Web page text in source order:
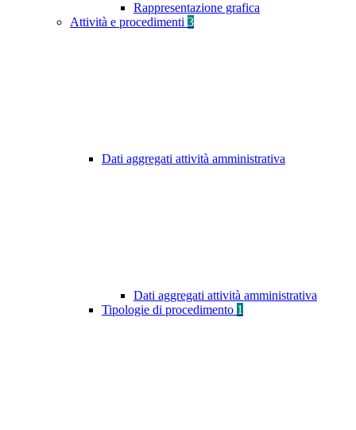
Rappresentazione grafica
Attività e procedimenti 3
Dati aggregati attività amministrativa
Dati aggregati attività amministrativa
Tipologie di procedimento 1